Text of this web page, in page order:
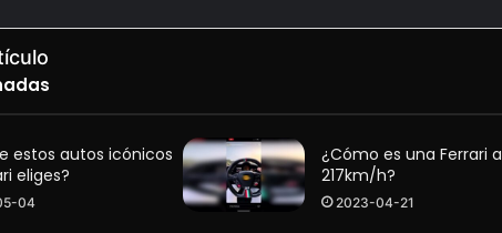
estos autos icónicos
eliges?
04
¿Cómo es una Ferrari a
217km/h?
2023-04-21